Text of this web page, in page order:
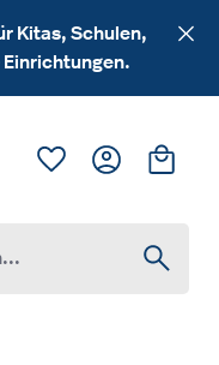
Kitas, Schulen,
Du hast 0